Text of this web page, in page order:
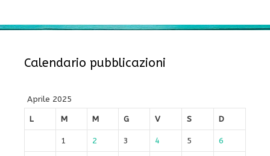
Calendario pubblicazioni
Aprile 2025
L
M M G V S D
1 2 3 4 5 6